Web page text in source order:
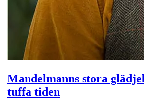
Mandelmanns stora
tuffa tiden